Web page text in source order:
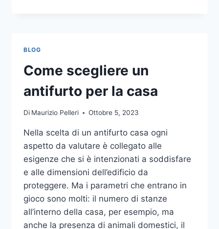
A
UNA
TIPOGRAFIA
ECCO
SCEGLIERE
BLOG
Come scegliere un
antifurto per la casa
Di Maurizio Pelleri Ottobre 5, 2023
Nella scelta di un antifurto casa ogni
aspetto da valutare è collegato alle
esigenze che si è intenzionati a soddisfare
e alle dimensioni dell’edificio da
proteggere. Ma i parametri che entrano in
gioco sono molti: il numero di stanze
all’interno della casa, per esempio, ma
anche la presenza di animali domestici, il